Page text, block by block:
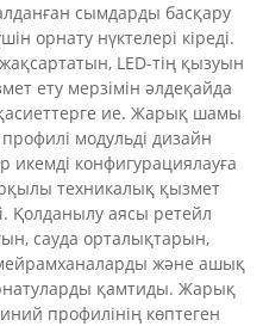
сымдарды басқару
орнату нүктелері кіреді.
LED-тің қызуын
ету мерзімін әлдеқайда
ие. Жарық шамы
модульді дизайн
икемді конфигурациялауға
техникалық қызмет
Қолданылу аясы ретейл
сауда орталықтарын,
және ашық
қамтиды. Жарық
профилінің көптеген